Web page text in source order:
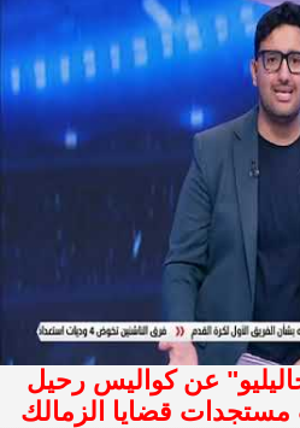
عن كواليس رحيل
مستجدات قضايا الزمالك